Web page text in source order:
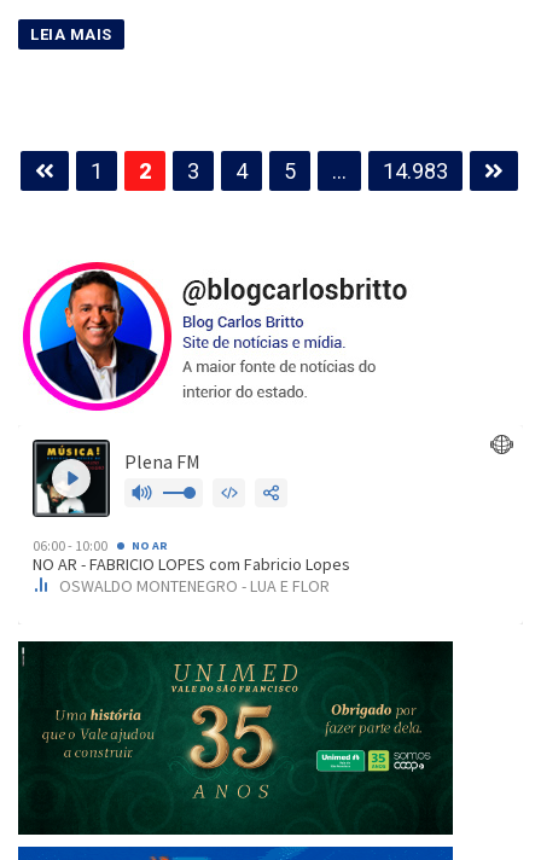
Paginação
de
1 2 3 4 5 … 14.983